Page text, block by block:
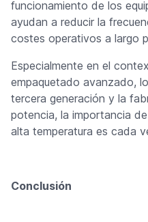
funcionamiento de los
ayudan a reducir la
costes operativos a largo
Especialmente en el
empaquetado avanzado,
tercera generación y la
potencia, la importancia
alta temperatura es cada
Conclusión